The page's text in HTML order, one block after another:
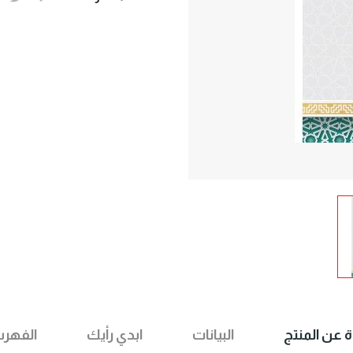
عن المنتج البيانات ابدي رأيك